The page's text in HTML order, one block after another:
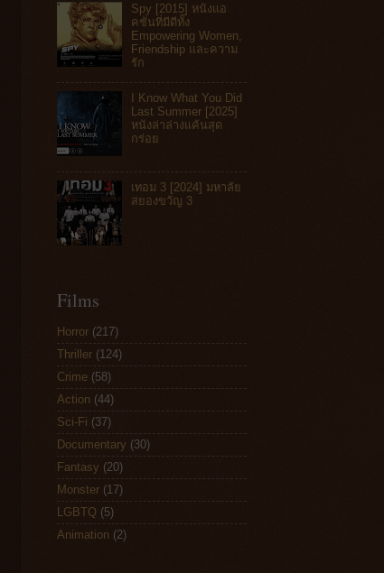
Spy [2015] หนังแอ
คชันที่มีดีทั้ง
Empowering Women,
Friendship และความ
รัก
I Know What You Did
Last Summer [2025]
หนังล่าล่างแค้นสุด
กร่อย
เทอม 3 [2024] มหาลัย
สยองขวัญ 3
Films
Horror (217)
Thriller (124)
Crime (58)
Action (44)
Sci-Fi (37)
Documentary (30)
Fantasy (20)
Monster (17)
LGBTQ (5)
Animation (2)